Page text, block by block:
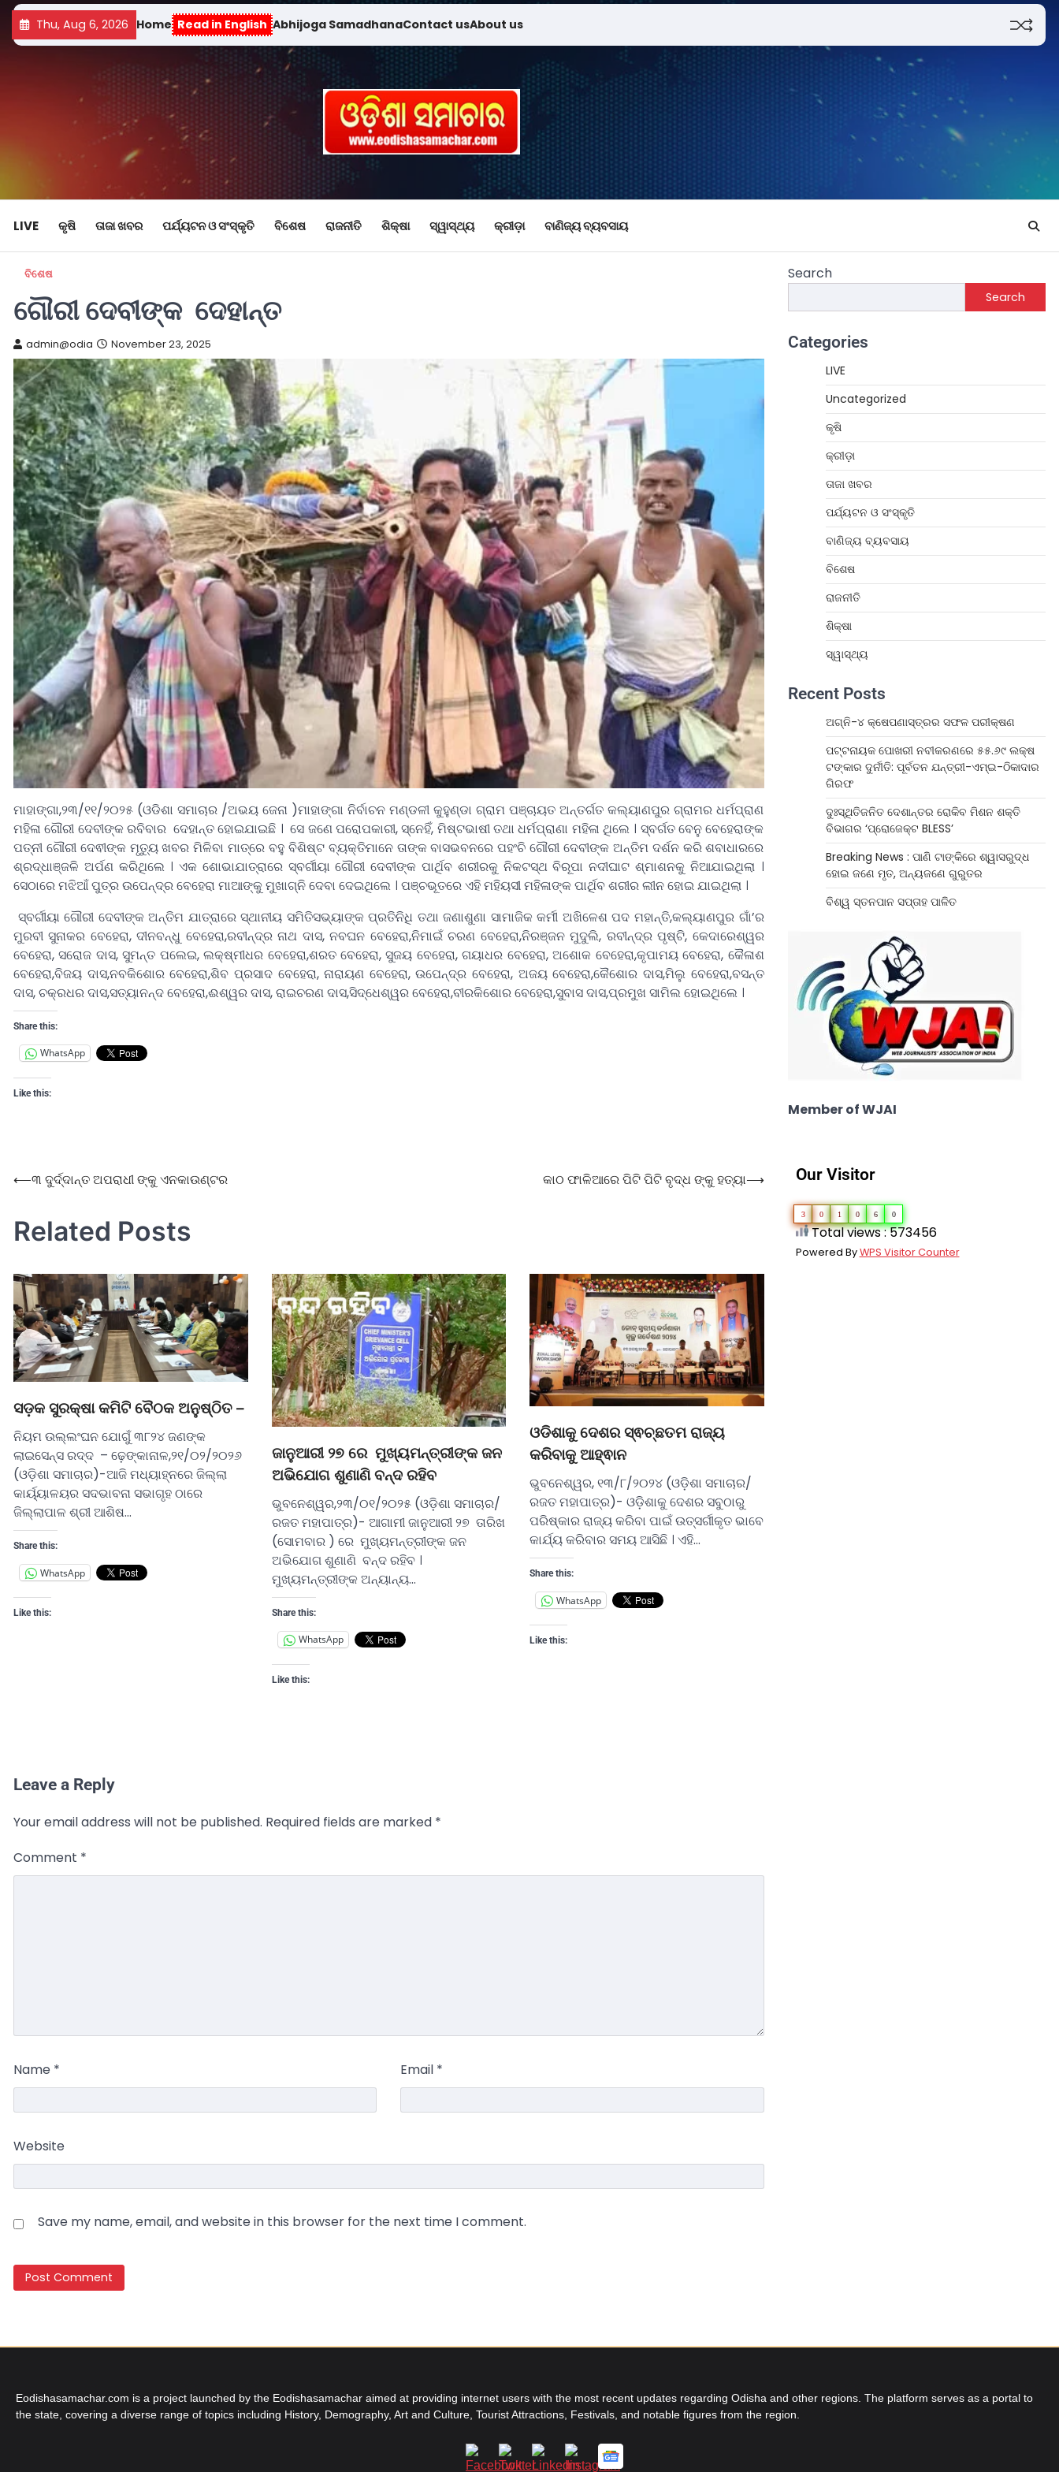
Thu, Aug 6, 2026 Home Read in English Abhijoga SamadhanaContact usAbout us
LIVE କୃଷି ତାଜା ଖବର ପର୍ଯ୍ୟଟନ ଓ ସଂସ୍କୃତି ବିଶେଷ ରାଜନୀତି ଶିକ୍ଷା ସ୍ୱାସ୍ଥ୍ୟ କ୍ରୀଡ଼ା ବାଣିଜ୍ୟ ବ୍ୟବସାୟ
ବିଶେଷ
ଗୌରୀ ଦେବୀଙ୍କ ଦେହାନ୍ତ
admin@odia November 23, 2025
ମାହାଙ୍ଗା,୨୩/୧୧/୨୦୨୫ (ଓଡିଶା ସମାଚାର /ଅଭୟ ଜେନା )ମାହାଙ୍ଗା ନିର୍ବାଚନ ମଣ୍ଡଳୀ କୁହୁଣ୍ଡା ଗ୍ରାମ ପଞ୍ଚାୟତ ଅନ୍ତର୍ଗତ କଲ୍ୟାଣପୁର ଗ୍ରାମର ଧର୍ମପ୍ରାଣ
ମହିଳା ଗୌରୀ ଦେବୀଙ୍କ ରବିବାର ଦେହାନ୍ତ ହୋଇଯାଇଛି । ସେ ଜଣେ ପରୋପକାରୀ, ସ୍ନେହିଁ, ମିଷ୍ଟଭାଷୀ ତଥା ଧର୍ମପ୍ରାଣା ମହିଳା ଥିଲେ । ସ୍ବର୍ଗତ ବେନୁ ବେହେରାଙ୍କ
ପତ୍ନୀ ଗୌରୀ ଦେଵୀଙ୍କ ମୃତ୍ୟୁ ଖବର ମିଳିବା ମାତ୍ରେ ବହୁ ବିଶିଷ୍ଟ ବ୍ୟକ୍ତିମାନେ ତାଙ୍କ ବାସଭବନରେ ପହଂଚି ଗୌରୀ ଦେବୀଙ୍କ ଅନ୍ତିମ ଦର୍ଶନ କରି ଶବାଧାରରେ
ଶ୍ରଦ୍ଧାଞ୍ଜଳି ଅର୍ପଣ କରିଥିଲେ । ଏକ ଶୋଭାଯାତ୍ରାରେ ସ୍ବର୍ଗୀୟା ଗୌରୀ ଦେବୀଙ୍କ ପାର୍ଥିବ ଶରୀରକୁ ନିକଟସ୍ଥ ବିରୂପା ନଦୀଘାଟ ଶ୍ମାଶନକୁ ନିଆଯାଇଥିଲା ।
ସେଠାରେ ମଝିଆଁ ପୁତ୍ର ଉପେନ୍ଦ୍ର ବେହେରା ମାଆଙ୍କୁ ମୁଖାଗ୍ନି ଦେବା ଦେଇଥିଲେ । ପଞ୍ଚଭୂତରେ ଏହି ମହିୟସୀ ମହିଳାଙ୍କ ପାର୍ଥିବ ଶରୀର ଲୀନ ହୋଇ ଯାଇଥିଲା ।
ସ୍ବର୍ଗୀୟା ଗୌରୀ ଦେବୀଙ୍କ ଅନ୍ତିମ ଯାତ୍ରାରେ ସ୍ଥାନୀୟ ସମିତିସଭ୍ୟାଙ୍କ ପ୍ରତିନିଧି ତଥା ଜଣାଶୁଣା ସାମାଜିକ କର୍ମୀ ଅଖିଳେଶ ପଦ ମହାନ୍ତି,କଲ୍ୟାଣପୁର ଗାଁ’ର
ମୁରବୀ ସୁନାକର ବେହେରା, ଦୀନବନ୍ଧୁ ବେହେରା,ରବୀନ୍ଦ୍ର ନାଥ ଦାସ, ନବଘନ ବେହେରା,ନିମାଇଁ ଚରଣ ବେହେରା,ନିରଞ୍ଜନ ମୁଦୁଲି, ରବୀନ୍ଦ୍ର ପୃଷ୍ଟି, କେଦାରେଶ୍ୱର
ବେହେରା, ସରୋଜ ଦାସ, ସୁମନ୍ତ ପଲେଇ, ଲକ୍ଷ୍ମୀଧର ବେହେରା,ଶରତ ବେହେରା, ସୁଜୟ ବେହେରା, ଗୟାଧର ବେହେରା, ଅଶୋକ ବେହେରା,କୃପାମୟ ବେହେରା, କୈଳାଶ
ବେହେରା,ବିଜୟ ଦାସ,ନବକିଶୋର ବେହେରା,ଶିବ ପ୍ରସାଦ ବେହେରା, ନାରାୟଣ ବେହେରା, ଉପେନ୍ଦ୍ର ବେହେରା, ଅଜୟ ବେହେରା,କୈଶୋର ଦାସ,ମିଲୁ ବେହେରା,ବସନ୍ତ
ଦାସ, ଚକ୍ରଧର ଦାସ,ସତ୍ୟାନନ୍ଦ ବେହେରା,ଈଶ୍ୱର ଦାସ, ରାଇଚରଣ ଦାସ,ସିଦ୍ଧେଶ୍ୱର ବେହେରା,ବୀରକିଶୋର ବେହେରା,ସୁବାସ ଦାସ,ପ୍ରମୁଖ ସାମିଲ ହୋଇଥିଲେ ।
Share this:
WhatsApp
Like this:
⟵୩ ଦୁର୍ଦ୍ଦାନ୍ତ ଅପରାଧୀ ଙ୍କୁ ଏନକାଉଣ୍ଟର କାଠ ଫାଳିଆରେ ପିଟି ପିଟି ବୃଦ୍ଧ ଙ୍କୁ ହତ୍ୟା⟶
Related Posts
ସଡ଼କ ସୁରକ୍ଷା କମିଟି ବୈଠକ ଅନୁଷ୍ଠିତ –
ନିୟମ ଉଲ୍ଲଂଘନ ଯୋଗୁଁ ୩୮୨୪ ଜଣଙ୍କ
ଲାଇସେନ୍ସ ରଦ୍ଦ – ଢ଼େଙ୍କାନାଳ,୨୧/୦୨/୨୦୨୬
(ଓଡ଼ିଶା ସମାଚାର)-ଆଜି ମଧ୍ୟାହ୍ନରେ ଜିଲ୍ଲା
କାର୍ୟ୍ୟାଳୟର ସଦଭାବନା ସଭାଗୃହ ଠାରେ
ଜିଲ୍ଲାପାଳ ଶ୍ରୀ ଆଶିଷ…
Share this:
WhatsApp
Like this:
ଜାନୁଆରୀ ୨୭ ରେ ମୁଖ୍ୟମନ୍ତ୍ରୀଙ୍କ ଜନ
ଅଭିଯୋଗ ଶୁଣାଣି ବନ୍ଦ ରହିବ
ଭୁବନେଶ୍ୱର,୨୩/୦୧/୨୦୨୫ (ଓଡ଼ିଶା ସମାଚାର/
ରଜତ ମହାପାତ୍ର)- ଆଗାମୀ ଜାନୁଆରୀ ୨୭ ତାରିଖ
(ସୋମବାର ) ରେ ମୁଖ୍ୟମନ୍ତ୍ରୀଙ୍କ ଜନ
ଅଭିଯୋଗ ଶୁଣାଣି ବନ୍ଦ ରହିବ ।
ମୁଖ୍ୟମନ୍ତ୍ରୀଙ୍କ ଅନ୍ୟାନ୍ୟ…
Share this:
WhatsApp
Like this:
ଓଡିଶାକୁ ଦେଶର ସ୍ଵଚ୍ଛତମ ରାଜ୍ୟ
କରିବାକୁ ଆହ୍ଵାନ
ଭୁବନେଶ୍ୱର, ୧୩/୮/୨୦୨୪ (ଓଡ଼ିଶା ସମାଚାର/
ରଜତ ମହାପାତ୍ର)- ଓଡ଼ିଶାକୁ ଦେଶର ସବୁଠାରୁ
ପରିଷ୍କାର ରାଜ୍ୟ କରିବା ପାଇଁ ଉତ୍ସର୍ଗୀକୃତ ଭାବେ
କାର୍ଯ୍ୟ କରିବାର ସମୟ ଆସିଛି । ଏହି…
Share this:
WhatsApp
Like this:
Leave a Reply
Your email address will not be published. Required fields are marked *
Comment *
Name * Email *
Website
Save my name, email, and website in this browser for the next time I comment.
Search
Search
Categories
LIVE
Uncategorized
କୃଷି
କ୍ରୀଡ଼ା
ତାଜା ଖବର
ପର୍ଯ୍ୟଟନ ଓ ସଂସ୍କୃତି
ବାଣିଜ୍ୟ ବ୍ୟବସାୟ
ବିଶେଷ
ରାଜନୀତି
ଶିକ୍ଷା
ସ୍ୱାସ୍ଥ୍ୟ
Recent Posts
ଅଗ୍ନି-୪ କ୍ଷେପଣାସ୍ତ୍ରର ସଫଳ ପରୀକ୍ଷଣ
ପଟ୍ଟନାୟକ ପୋଖରୀ ନବୀକରଣରେ ୫୫.୬୯ ଲକ୍ଷ
ଟଙ୍କାର ଦୁର୍ନୀତି: ପୂର୍ବତନ ଯନ୍ତ୍ରୀ-ଏମ୍‌ଇ-ଠିକାଦାର
ଗିରଫ
ଦୁଃସ୍ଥିତିଜନିତ ଦେଶାନ୍ତର ରୋକିବ ମିଶନ ଶକ୍ତି
ବିଭାଗର ‘ପ୍ରୋଜେକ୍ଟ BLESS’
Breaking News : ପାଣି ଟାଙ୍କିରେ ଶ୍ୱାସରୁଦ୍ଧ
ହୋଇ ଜଣେ ମୃତ, ଅନ୍ୟଜଣେ ଗୁରୁତର
ବିଶ୍ୱ ସ୍ତନପାନ ସପ୍ତାହ ପାଳିତ
Member of WJAI
Our Visitor
3 0 1 0 6 0
Total views : 573456
Powered ByWPS Visitor Counter
Eodishasamachar.com is a project launched by the Eodishasamachar aimed at providing internet users with the most recent updates regarding Odisha and other regions. The platform serves as a portal to
the state, covering a diverse range of topics including History, Demography, Art and Culture, Tourist Attractions, Festivals, and notable figures from the region.